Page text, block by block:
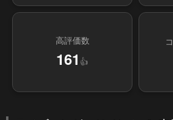
高評価数
161 👍